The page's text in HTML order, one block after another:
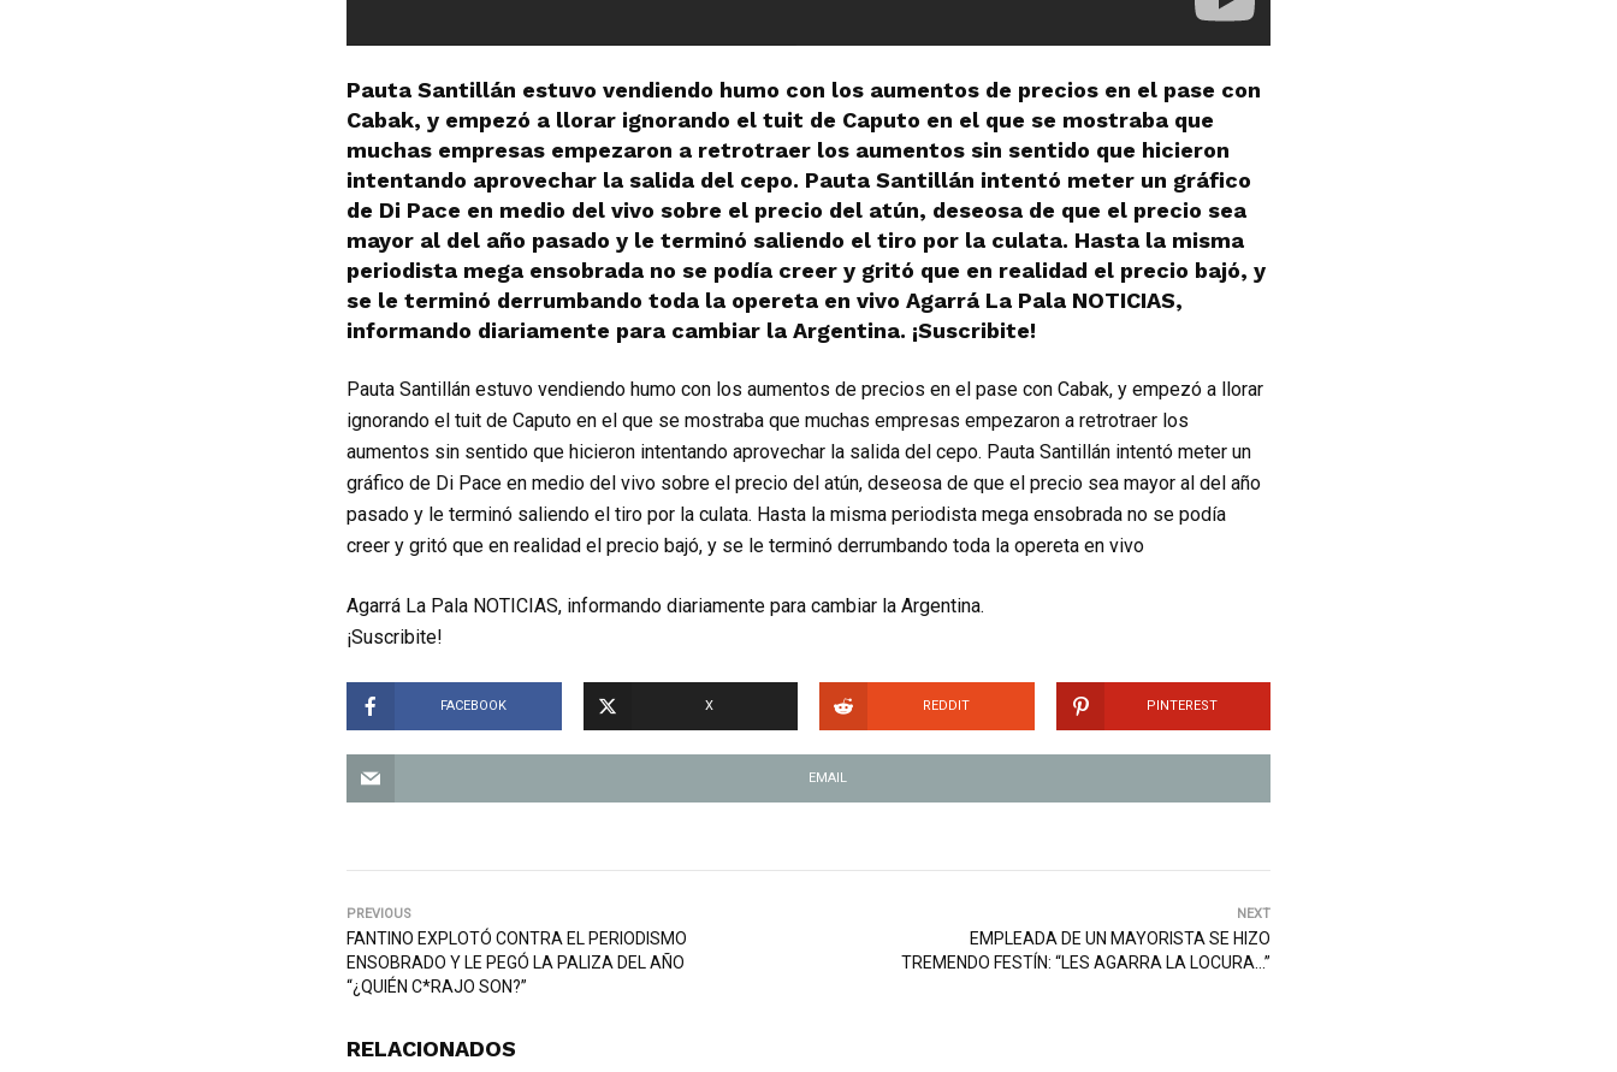
Pauta Santillán estuvo vendiendo humo con los aumentos de precios en el pase con
Cabak, y empezó a llorar ignorando el tuit de Caputo en el que se mostraba que
muchas empresas empezaron a retrotraer los aumentos sin sentido que hicieron
intentando aprovechar la salida del cepo. Pauta Santillán intentó meter un gráfico
de Di Pace en medio del vivo sobre el precio del atún, deseosa de que el precio sea
mayor al del año pasado y le terminó saliendo el tiro por la culata. Hasta la misma
periodista mega ensobrada no se podía creer y gritó que en realidad el precio bajó, y
se le terminó derrumbando toda la opereta en vivo Agarrá La Pala NOTICIAS,
informando diariamente para cambiar la Argentina. ¡Suscribite!
Pauta Santillán estuvo vendiendo humo con los aumentos de precios en el pase con Cabak, y empezó a llorar
ignorando el tuit de Caputo en el que se mostraba que muchas empresas empezaron a retrotraer los
aumentos sin sentido que hicieron intentando aprovechar la salida del cepo. Pauta Santillán intentó meter un
gráfico de Di Pace en medio del vivo sobre el precio del atún, deseosa de que el precio sea mayor al del año
pasado y le terminó saliendo el tiro por la culata. Hasta la misma periodista mega ensobrada no se podía
creer y gritó que en realidad el precio bajó, y se le terminó derrumbando toda la opereta en vivo
Agarrá La Pala NOTICIAS, informando diariamente para cambiar la Argentina.
¡Suscribite!
FACEBOOK X REDDIT PINTEREST
EMAIL
PREVIOUS
FANTINO EXPLOTÓ CONTRA EL PERIODISMO
ENSOBRADO Y LE PEGÓ LA PALIZA DEL AÑO
“¿QUIÉN C*RAJO SON?”
NEXT
EMPLEADA DE UN MAYORISTA SE HIZO
TREMENDO FESTÍN: “LES AGARRA LA LOCURA…”
RELACIONADOS